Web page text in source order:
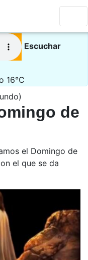
Escuchar
16°C
de
el Domingo de
el que se da